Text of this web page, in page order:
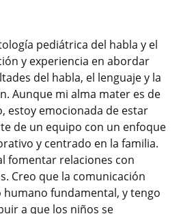
pediátrica del habla y el
y experiencia en abordar
del habla, el lenguaje y la
Aunque mi alma mater es de
estoy emocionada de estar
de un equipo con un enfoque
y centrado en la familia.
fomentar relaciones con
Creo que la comunicación
humano fundamental, y tengo
a que los niños se